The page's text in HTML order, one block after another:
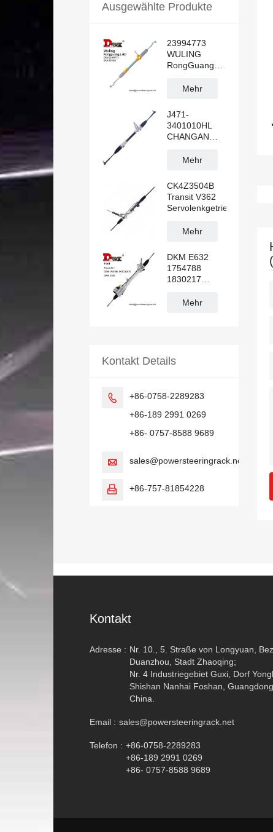
Ausgewählte Produkte
23994773
WULING
RongGuang
Hydraulische
Rack
Mehr
J471-
3401010HL
CHANGAN
Manuelle
Mehr
CK4Z3504B
Transit V362
Servolenkgetriebe
Mehr
DKM E632
1754788
1830217
Servolenkgetriebe
Mehr
Kontakt Details

+86-0758-2289283
+86-189 2991 0269
+86- 0757-8588 9689
 sales@powersteeringrack.net
 +86-757-81854228
Kontakt
Adresse : Nr. 10., 5. Straße von Longyuan,
Duanzhou, Stadt Zhaoqing;
Nr. 4 Industriegebiet Guxi, Dorf
Shishan Nanhai Foshan, Guangdong,
China.
Email : sales@powersteeringrack.net
Telefon : +86-0758-2289283
+86-189 2991 0269
+86- 0757-8588 9689